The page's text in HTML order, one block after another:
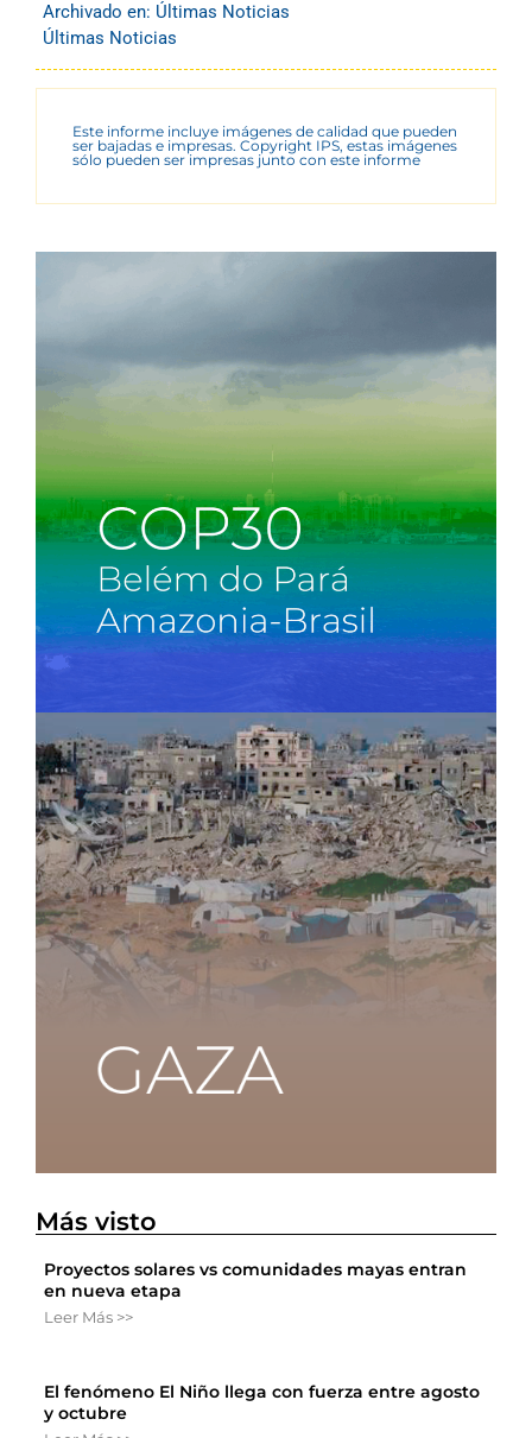
Archivado en: Últimas Noticias
Últimas Noticias
Este informe incluye imágenes de calidad que pueden
ser bajadas e impresas. Copyright IPS, estas imágenes
sólo pueden ser impresas junto con este informe
Más visto
Proyectos solares vs comunidades mayas entran
en nueva etapa
Leer Más >>
El fenómeno El Niño llega con fuerza entre agosto
y octubre